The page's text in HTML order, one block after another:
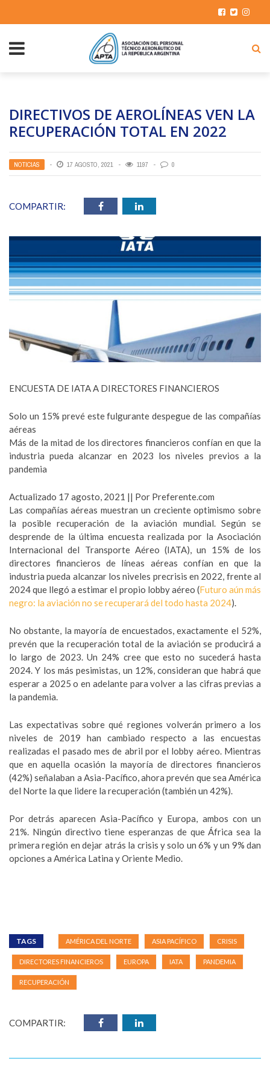
DIRECTIVOS DE AEROLÍNEAS VEN LA
RECUPERACIÓN TOTAL EN 2022
NOTICIAS 17 AGOSTO, 2021 1197 0
COMPARTIR:
ENCUESTA DE IATA A DIRECTORES FINANCIEROS
Solo un 15% prevé este fulgurante despegue de las compañías
aéreas
Más de la mitad de los directores financieros confían en que la
industria pueda alcanzar en 2023 los niveles previos a la
pandemia
Actualizado 17 agosto, 2021 || Por Preferente.com
Las compañías aéreas muestran un creciente optimismo sobre
la posible recuperación de la aviación mundial. Según se
desprende de la última encuesta realizada por la Asociación
Internacional del Transporte Aéreo (IATA), un 15% de los
directores financieros de líneas aéreas confían en que la
industria pueda alcanzar los niveles precrisis en 2022, frente al
2024 que llegó a estimar el propio lobby aéreo (Futuro aún más
negro: la aviación no se recuperará del todo hasta 2024).
No obstante, la mayoría de encuestados, exactamente el 52%,
prevén que la recuperación total de la aviación se producirá a
lo largo de 2023. Un 24% cree que esto no sucederá hasta
2024. Y los más pesimistas, un 12%, consideran que habrá que
esperar a 2025 o en adelante para volver a las cifras previas a
la pandemia.
Las expectativas sobre qué regiones volverán primero a los
niveles de 2019 han cambiado respecto a las encuestas
realizadas el pasado mes de abril por el lobby aéreo. Mientras
que en aquella ocasión la mayoría de directores financieros
(42%) señalaban a Asia-Pacífico, ahora prevén que sea América
del Norte la que lidere la recuperación (también un 42%).
Por detrás aparecen Asia-Pacífico y Europa, ambos con un
21%. Ningún directivo tiene esperanzas de que África sea la
primera región en dejar atrás la crisis y solo un 6% y un 9% dan
opciones a América Latina y Oriente Medio.
TAGS AMÉRICA DEL NORTE ASIA PACÍFICO CRISIS
DIRECTORES FINANCIEROS EUROPA IATA PANDEMIA
RECUPERACIÓN
COMPARTIR: